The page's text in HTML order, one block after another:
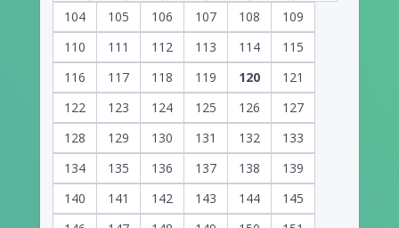
104
105 106 107 108
109
110
111 112 113 114
115
116
117 118 119 120
121
122
123 124 125 126
127
128
129 130 131 132
133
134
135 136 137 138
139
140
141 142 143 144
145